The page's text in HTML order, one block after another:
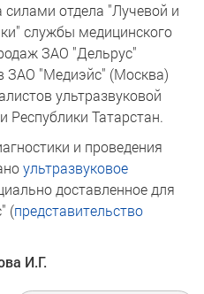
отдела "Лучевой и
службы медицинского
ЗАО "Дельрус"
ЗАО "Медиэйс" (Москва)
ультразвуковой
Республики Татарстан.
и проведения
ультразвуковое
доставленное для
(представительство
И.Г.